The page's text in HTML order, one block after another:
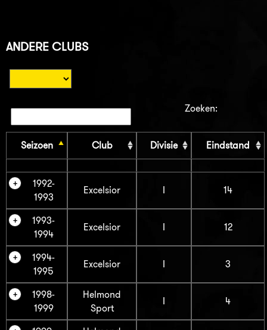
ANDERE CLUBS
Zoeken:
Seizoen Club Divisie Eindstand
1992-
1993
Excelsior I 14
1993-
1994
Excelsior I 12
1994-
1995
Excelsior I 3
1998-
1999
Helmond
Sport
I 4